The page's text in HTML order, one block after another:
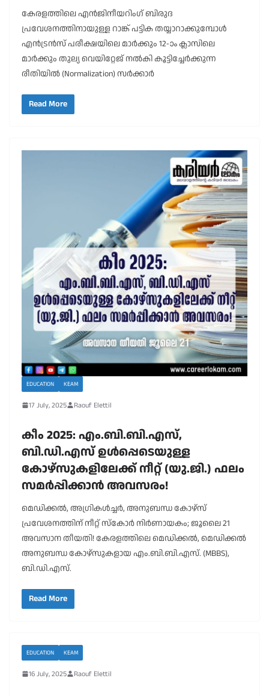
കേരളത്തിലെ എൻജിനീയറിംഗ് ബിരുദ
പ്രവേശനത്തിനായുള്ള റാങ്ക് പട്ടിക തയ്യാറാക്കുമ്പോൾ
എൻട്രൻസ് പരീക്ഷയിലെ മാർക്കും 12-ാം ക്ലാസിലെ
മാർക്കും തുല്യ വെയിറ്റേജ് നൽകി കൂട്ടിച്ചേർക്കുന്ന
രീതിയിൽ (Normalization) സർക്കാർ
Read More
EDUCATION KEAM
17 July, 2025 Raouf Elettil
കീം 2025: എം.ബി.ബി.എസ്,
ബി.ഡി.എസ് ഉൾപ്പെടെയുള്ള
കോഴ്സുകളിലേക്ക് നീറ്റ് (യു.ജി.) ഫലം
സമർപ്പിക്കാൻ അവസരം!
മെഡിക്കൽ, അഗ്രികൾച്ചർ, അനുബന്ധ കോഴ്സ്
പ്രവേശനത്തിന് നീറ്റ് സ്കോർ നിർണായകം; ജൂലൈ 21
അവസാന തീയതി! കേരളത്തിലെ മെഡിക്കൽ, മെഡിക്കൽ
അനുബന്ധ കോഴ്സുകളായ എം.ബി.ബി.എസ്. (MBBS),
ബി.ഡി.എസ്.
Read More
EDUCATION KEAM
16 July, 2025 Raouf Elettil